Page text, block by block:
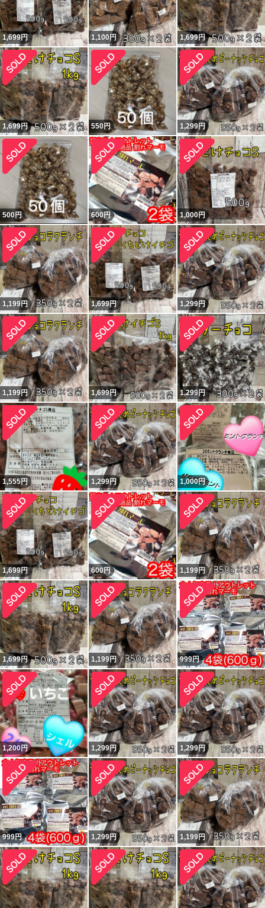
1,699円 1,100円 1,699円
1,699円 550円 1,299円
500円 600円 1,000円
1,199円 1,699円 1,299円
1,199円 1,699円 1,299円
1,555円 1,299円 1,000円
1,699円 600円 1,199円
1,699円 1,199円 999円
1,200円 1,299円 1,299円
999円 1,299円 1,199円